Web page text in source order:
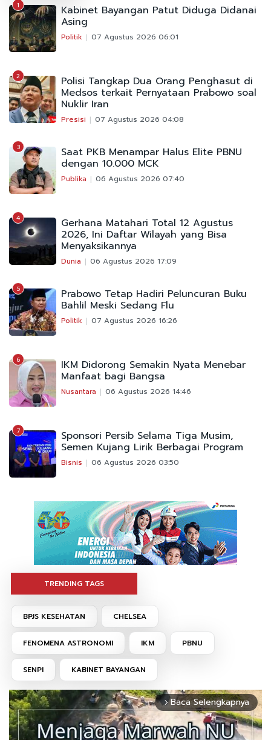
1 Kabinet Bayangan Patut Diduga Didanai
Asing
Politik 07 Agustus 2026 06:01
2 Polisi Tangkap Dua Orang Penghasut di
Medsos terkait Pernyataan Prabowo soal
Nuklir Iran
Presisi 07 Agustus 2026 04:08
3 Saat PKB Menampar Halus Elite PBNU
dengan 10.000 MCK
Publika 06 Agustus 2026 07:40
4 Gerhana Matahari Total 12 Agustus
2026, Ini Daftar Wilayah yang Bisa
Menyaksikannya
Dunia 06 Agustus 2026 17:09
5 Prabowo Tetap Hadiri Peluncuran Buku
Bahlil Meski Sedang Flu
Politik 07 Agustus 2026 16:26
6 IKM Didorong Semakin Nyata Menebar
Manfaat bagi Bangsa
Nusantara 06 Agustus 2026 14:46
7 Sponsori Persib Selama Tiga Musim,
Semen Kujang Lirik Berbagai Program
Bisnis 06 Agustus 2026 03:50
TRENDING TAGS
BPJS KESEHATAN CHELSEA
FENOMENA ASTRONOMI IKM PBNU
SENPI KABINET BAYANGAN
arrow_forward_ios Baca Selengkapnya